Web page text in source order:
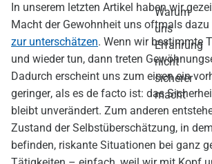
In unserem letzten Artikel haben wir
Macht der Gewohnheit uns oftmals dazu
zur unterschätzen. Wenn wir bestimmte
und wieder tun, dann treten
Dadurch erscheint uns zum einen ein
geringer, als es de facto ist: das
bleibt unverändert. Zum anderen
Zustand der Selbstüberschätzung, in
befinden, riskante Situationen bei ganz